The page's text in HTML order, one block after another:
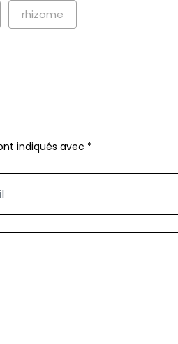
rhizome
indiqués avec *